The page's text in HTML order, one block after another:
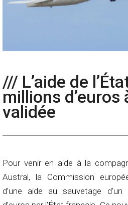
/// L’aide de
millions d’euros
validée
Pour venir en aide à la
Austral, la Commission
d’une aide au sauvetage